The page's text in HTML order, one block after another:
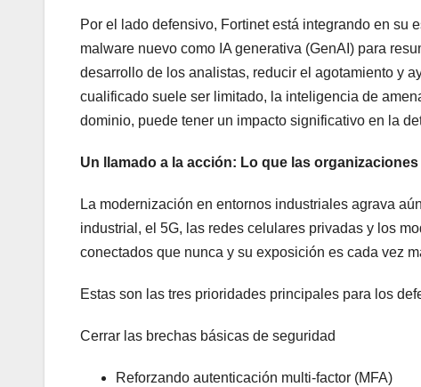
Por el lado defensivo, Fortinet está integrando en su
malware nuevo como IA generativa (GenAI) para
desarrollo de los analistas, reducir el agotamiento y
cualificado suele ser limitado, la inteligencia de
dominio, puede tener un impacto significativo en la
Un llamado a la acción: Lo que las
La modernización en entornos industriales agrava
industrial, el 5G, las redes celulares privadas y los
conectados que nunca y su exposición es cada vez
Estas son las tres prioridades principales para los
Cerrar las brechas básicas de seguridad
Reforzando autenticación multi-factor (MFA)